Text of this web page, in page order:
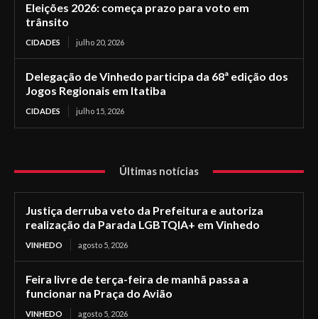
Eleições 2026: começa prazo para voto em
trânsito
CIDADES julho 20, 2026
Delegação de Vinhedo participa da 68ª edição dos
Jogos Regionais em Itatiba
CIDADES julho 15, 2026
Últimas notícias
Justiça derruba veto da Prefeitura e autoriza
realização da Parada LGBTQIA+ em Vinhedo
VINHEDO agosto 5, 2026
Feira livre de terça-feira de manhã passa a
funcionar na Praça do Avião
VINHEDO agosto 5, 2026